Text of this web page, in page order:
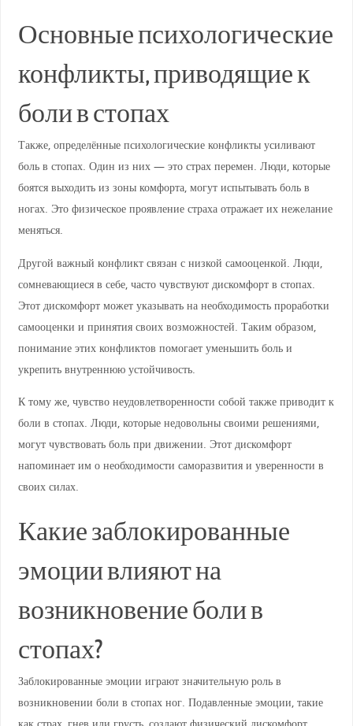
Основные психологические
конфликты, приводящие к
боли в стопах
Также, определённые психологические конфликты усиливают
боль в стопах. Один из них — это страх перемен. Люди, которые
боятся выходить из зоны комфорта, могут испытывать боль в
ногах. Это физическое проявление страха отражает их нежелание
меняться.
Другой важный конфликт связан с низкой самооценкой. Люди,
сомневающиеся в себе, часто чувствуют дискомфорт в стопах.
Этот дискомфорт может указывать на необходимость проработки
самооценки и принятия своих возможностей. Таким образом,
понимание этих конфликтов помогает уменьшить боль и
укрепить внутреннюю устойчивость.
К тому же, чувство неудовлетворенности собой также приводит к
боли в стопах. Люди, которые недовольны своими решениями,
могут чувствовать боль при движении. Этот дискомфорт
напоминает им о необходимости саморазвития и уверенности в
своих силах.
Какие заблокированные
эмоции влияют на
возникновение боли в
стопах?
Заблокированные эмоции играют значительную роль в
возникновении боли в стопах ног. Подавленные эмоции, такие